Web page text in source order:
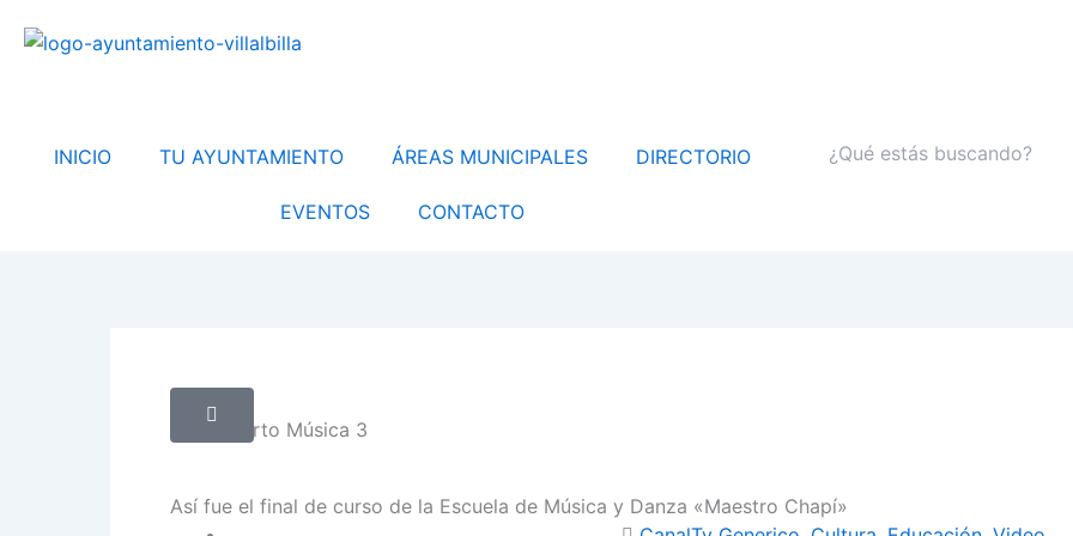
INICIO TU AYUNTAMIENTO ÁREAS MUNICIPALES DIRECTORIO
EVENTOS CONTACTO
Así fue el final de curso de la Escuela de Música y Danza «Maestro Chapí»